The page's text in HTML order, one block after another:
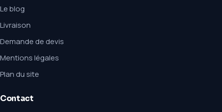
Le blog
Livraison
Demande de devis
Mentions légales
Plan du site
Contact